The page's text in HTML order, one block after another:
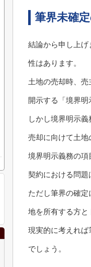
筆界未確
結論から申し上
性はあります。
土地の売却時、
開示する「境界明
しかし境界明示
売却に向けて土地
境界明示義務の
契約における問題
ただし筆界の確
地を所有する方と
現実的に考えれ
でしょう。